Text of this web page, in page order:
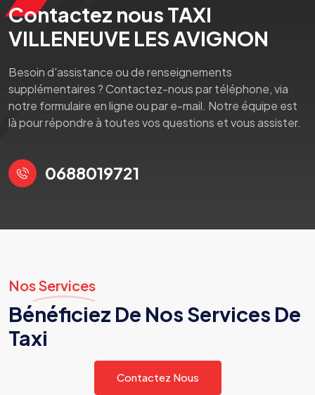
Contactez nous TAXI
VILLENEUVE LES AVIGNON
Besoin d'assistance ou de renseignements
supplémentaires ? Contactez-nous par téléphone, via
notre formulaire en ligne ou par e-mail. Notre équipe est
là pour répondre à toutes vos questions et vous assister.
0688019721
Nos Services
Bénéficiez De Nos Services De
Taxi
Contactez Nous